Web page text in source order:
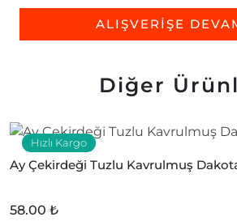
ALIŞVERİŞE
Diğer
Hızlı Kargo
Ay Çekirdeği Tuzlu Kavrulmuş
58.00 ₺